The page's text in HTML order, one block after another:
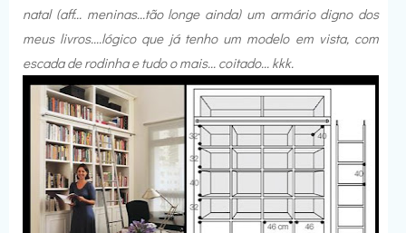
natal (aff... meninas...tão longe ainda) um armário digno dos
meus livros....lógico que já tenho um modelo em vista, com
escada de rodinha e tudo o mais... coitado... kkk.